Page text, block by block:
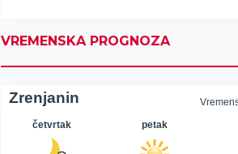
VREMENSKA PROGNOZA